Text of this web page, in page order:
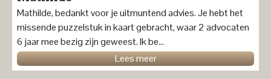
Mathilde, bedankt voor je uitmuntend advies. Je hebt het
missende puzzelstuk in kaart gebracht, waar 2 advocaten
6 jaar mee bezig zijn geweest. Ik be...
Lees meer